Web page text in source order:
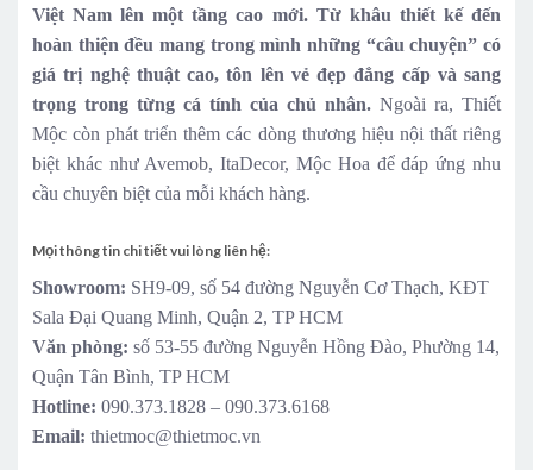
Việt Nam lên một tầng cao mới. Từ khâu thiết kế đến
hoàn thiện đều mang trong mình những “câu chuyện” có
giá trị nghệ thuật cao, tôn lên vẻ đẹp đẳng cấp và sang
trọng trong từng cá tính của chủ nhân. Ngoài ra, Thiết
Mộc còn phát triển thêm các dòng thương hiệu nội thất riêng
biệt khác như Avemob, ItaDecor, Mộc Hoa để đáp ứng nhu
cầu chuyên biệt của mỗi khách hàng.
Mọi thông tin chi tiết vui lòng liên hệ:
Showroom: SH9-09, số 54 đường Nguyễn Cơ Thạch, KĐT
Sala Đại Quang Minh, Quận 2, TP HCM
Văn phòng: số 53-55 đường Nguyễn Hồng Đào, Phường 14,
Quận Tân Bình, TP HCM
Hotline: 090.373.1828 – 090.373.6168
Email: thietmoc@thietmoc.vn